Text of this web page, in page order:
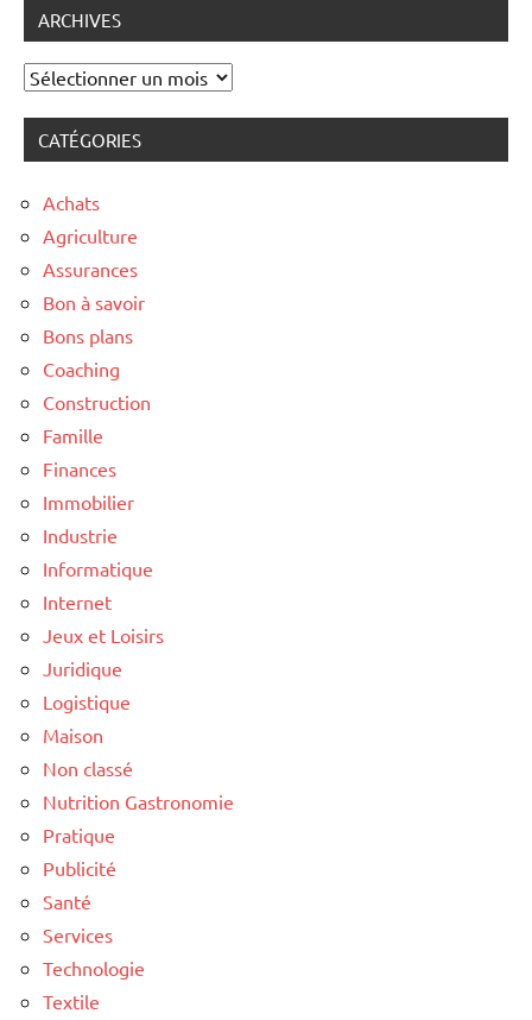
ARCHIVES
Archives
CATÉGORIES
Achats
Agriculture
Assurances
Bon à savoir
Bons plans
Coaching
Construction
Famille
Finances
Immobilier
Industrie
Informatique
Internet
Jeux et Loisirs
Juridique
Logistique
Maison
Non classé
Nutrition Gastronomie
Pratique
Publicité
Santé
Services
Technologie
Textile